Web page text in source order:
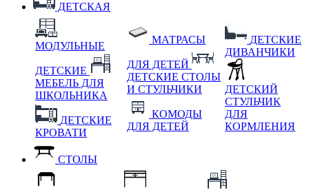
ДЕТСКАЯ
МОДУЛЬНЫЕ
ДЕТСКИЕ
МЕБЕЛЬ ДЛЯ
ШКОЛЬНИКА
ДЕТСКИЕ
КРОВАТИ
МАТРАСЫ
ДЛЯ ДЕТЕЙ
ДЕТСКИЕ СТОЛЫ
И СТУЛЬЧИКИ
КОМОДЫ
ДЛЯ ДЕТЕЙ
ДЕТСКИЕ
ДИВАНЧИКИ
ДЕТСКИЙ
СТУЛЬЧИК
ДЛЯ
КОРМЛЕНИЯ
СТОЛЫ